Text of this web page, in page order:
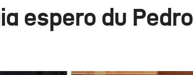
espero du Pedro